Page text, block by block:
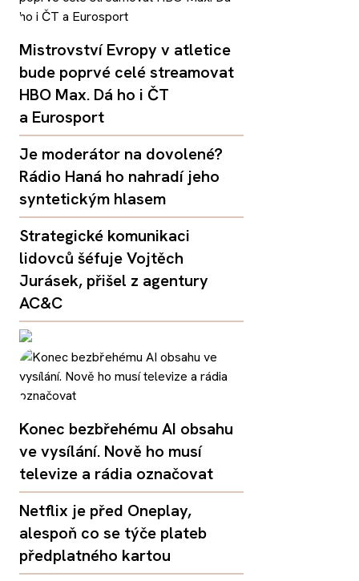
Mistrovství Evropy v atletice
bude poprvé celé streamovat
HBO Max. Dá ho i ČT
a Eurosport
Je moderátor na dovolené?
Rádio Haná ho nahradí jeho
syntetickým hlasem
Strategické komunikaci
lidovců šéfuje Vojtěch
Jurásek, přišel z agentury
AC&C
Konec bezbřehému AI obsahu
ve vysílání. Nově ho musí
televize a rádia označovat
Netflix je před Oneplay,
alespoň co se týče plateb
předplatného kartou